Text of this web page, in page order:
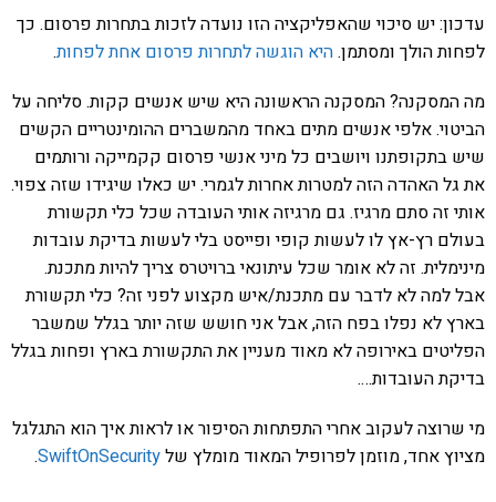
עדכון: יש סיכוי שהאפליקציה הזו נועדה לזכות בתחרות פרסום. כך
לפחות הולך ומסתמן.היא הוגשה לתחרות פרסום אחת לפחות.
מה המסקנה? המסקנה הראשונה היא שיש אנשים קקות. סליחה על
הביטוי. אלפי אנשים מתים באחד מהמשברים ההומינטריים הקשים
שיש בתקופתנו ויושבים כל מיני אנשי פרסום קקמייקה ורותמים
את גל האהדה הזה למטרות אחרות לגמרי. יש כאלו שיגידו שזה צפוי.
אותי זה סתם מרגיז. גם מרגיזה אותי העובדה שכל כלי תקשורת
בעולם רץ-אץ לו לעשות קופי ופייסט בלי לעשות בדיקת עובדות
מינימלית. זה לא אומר שכל עיתונאי ברויטרס צריך להיות מתכנת.
אבל למה לא לדבר עם מתכנת/איש מקצוע לפני זה? כלי תקשורת
בארץ לא נפלו בפח הזה, אבל אני חושש שזה יותר בגלל שמשבר
הפליטים באירופה לא מאוד מעניין את התקשורת בארץ ופחות בגלל
בדיקת העובדות….
מי שרוצה לעקוב אחרי התפתחות הסיפור או לראות איך הוא התגלגל
מציוץ אחד, מוזמן לפרופיל המאוד מומלץ שלSwiftOnSecurity
.